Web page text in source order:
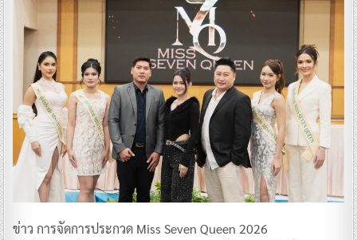
ข่าว การจัดการประกวด Miss Seven Queen 2026